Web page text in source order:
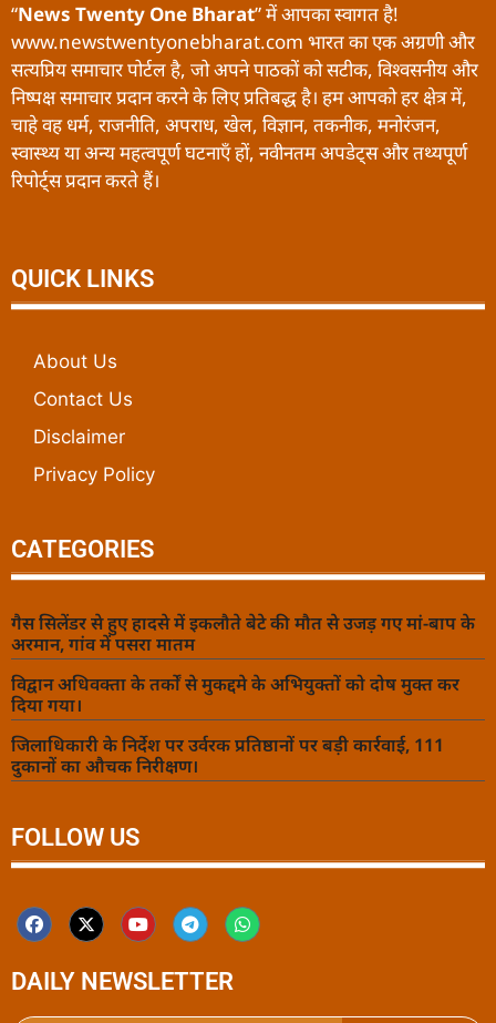
“News Twenty One Bharat” में आपका स्वागत है!
www.newstwentyonebharat.com भारत का एक अग्रणी और
सत्यप्रिय समाचार पोर्टल है, जो अपने पाठकों को सटीक, विश्वसनीय और
निष्पक्ष समाचार प्रदान करने के लिए प्रतिबद्ध है। हम आपको हर क्षेत्र में,
चाहे वह धर्म, राजनीति, अपराध, खेल, विज्ञान, तकनीक, मनोरंजन,
स्वास्थ्य या अन्य महत्वपूर्ण घटनाएँ हों, नवीनतम अपडेट्स और तथ्यपूर्ण
रिपोर्ट्स प्रदान करते हैं।
QUICK LINKS
About Us
Contact Us
Disclaimer
Privacy Policy
CATEGORIES
गैस सिलेंडर से हुए हादसे में इकलौते बेटे की मौत से उजड़ गए मां-बाप के
अरमान, गांव में पसरा मातम
विद्वान अधिवक्ता के तर्कों से मुकद्दमे के अभियुक्तों को दोष मुक्त कर
दिया गया।
जिलाधिकारी के निर्देश पर उर्वरक प्रतिष्ठानों पर बड़ी कार्रवाई, 111
दुकानों का औचक निरीक्षण।
FOLLOW US
DAILY NEWSLETTER